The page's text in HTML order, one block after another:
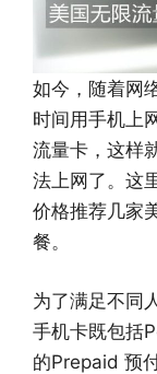
如今，随着网
时间用手机上
流量卡，这样
法上网了。这
价格推荐几家
餐。
为了满足不同
手机卡既包括
的Prepaid 预